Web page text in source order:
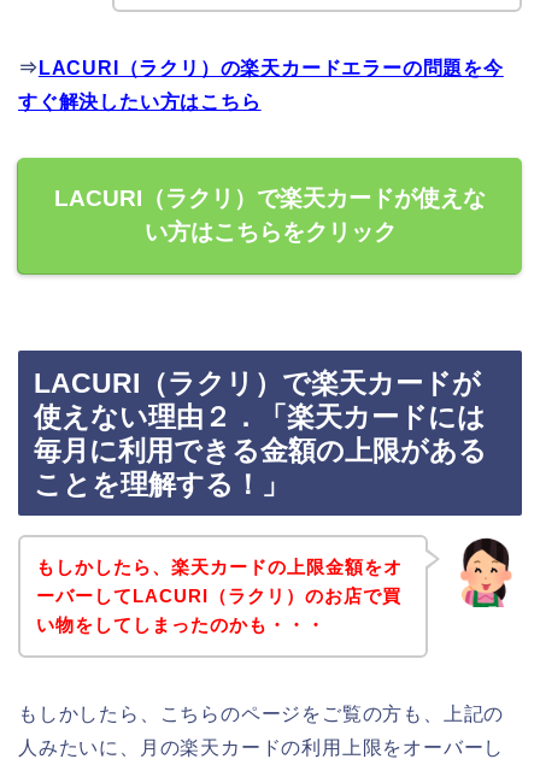
⇒ LACURI（ラクリ）の楽天カードエラーの問題を今
すぐ解決したい方はこちら
LACURI（ラクリ）で楽天カードが使えな
い方はこちらをクリック
LACURI（ラクリ）で楽天カードが
使えない理由２．「楽天カードには
毎月に利用できる金額の上限がある
ことを理解する！」
もしかしたら、楽天カードの上限金額をオ
ーバーしてLACURI（ラクリ）のお店で買
い物をしてしまったのかも・・・
もしかしたら、こちらのページをご覧の方も、上記の
人みたいに、月の楽天カードの利用上限をオーバーし